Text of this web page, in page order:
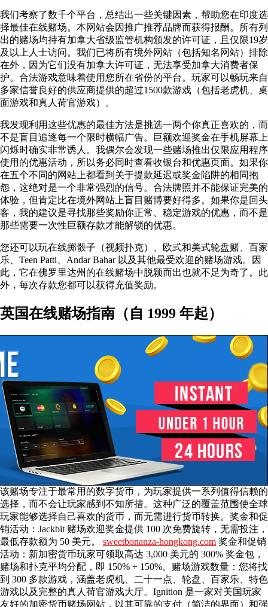
我们考察了数千个平台，总结出一些关键因素，帮助您在印度选
择最佳在线赌场。本网站会因推广推荐品牌而获得报酬。所有列
出的赌场均持有加拿大省级监管机构颁发的许可证，且仅限19岁
及以上人士访问。我们已将所有境外网站（包括知名网站）排除
在外，因为它们没有加拿大许可证，无法享受加拿大消费者保
护。合法游戏意味着使用您所在省份的平台。玩家可以畅玩来自
多家信誉良好的供应商提供的超过1500款游戏（包括老虎机、桌
面游戏和真人荷官游戏）。
我发现利用这些优惠的最佳方法是挑选一两个你真正喜欢的，而
不是盲目追逐每一个限时横幅广告。巨额欢迎奖金在手机屏幕上
闪烁时确实非常诱人。我偶尔会发现一些赌场推出仅限应用程序
使用的优惠活动，所以务必同时查看收银台和优惠页面。如果你
在五个不同的网站上都看到关于提款延迟或奖金陷阱的相同抱
怨，这绝对是一个非常强烈的信号。合法牌照并不能保证完美的
体验，但肯定比在境外网站上盲目赌博要好得多。如果你是回头
客，我的建议是寻找那些奖励你正常、稳定游戏的优惠，而不是
那些需要一次性巨额存款才能解锁的优惠。
您还可以玩在线掷骰子（视频扑克）、欧式和美式轮盘赌、百家
乐、Teen Patti、Andar Bahar 以及其他最受欢迎的赌场游戏。因
此，它在佛罗里达州的在线赌场中脱颖而出也就不足为奇了。此
外，每次存款您都可以获得充值奖励。
英国在线赌场指南（自 1999 年起）
该赌场专注于最常用的数字货币，为玩家提供一系列值得信赖的
选择，而不会让玩家感到不知所措。这种广泛的覆盖范围使全球
玩家能够选择自己喜欢的货币，而无需进行货币转换。奖金和促
销活动：Jackbit 赌场欢迎奖金提供 100 次免费旋转，无需投注，
最低存款额为 50 美元。 sweetbonanza-hongkong.com 奖金和促销
活动：新加密货币玩家可领取高达 3,000 美元的 300% 奖金包，
赌场和扑克平均分配，即 150% + 150%。赌场游戏数量：您将找
到 300 多款游戏，涵盖老虎机、二十一点、轮盘、百家乐、特色
游戏以及完整的真人荷官游戏大厅。Ignition 是一家对美国玩家
友好的加密货币赌场网站，以其可靠的支付（简洁的界面）和强